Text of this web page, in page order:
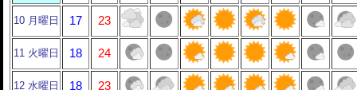
10 月曜日 17 23
11 火曜日 18 24
12 水曜日 18 23